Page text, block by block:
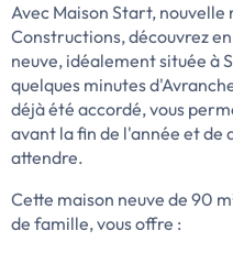
Avec Maison Start, nouvelle
Constructions, découvrez
neuve, idéalement située à
quelques minutes
déjà été accordé, vous
avant la fin de l'année et
attendre.
Cette maison neuve de 90
de famille, vous offre :